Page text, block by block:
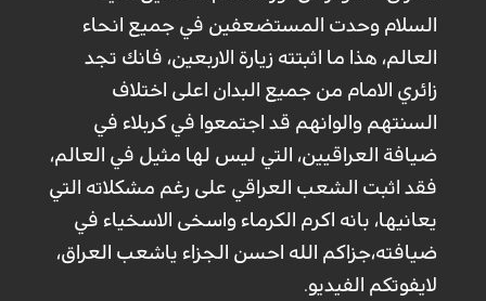
السلام وحدت المستضعفين في جميع انحاء
العالم، هذا ما اثبتته زيارة الاربعين، فانك تجد
زائري الامام من جميع البدان اعلى اختلاف
السنتهم والوانهم قد اجتمعوا في كربلاء في
ضيافة العراقيين، التي ليس لها مثيل في العالم،
فقد اثبت الشعب العراقي على رغم مشكلاته التي
يعانيها، بانه اكرم الكرماء واسخى الاسخياء في
ضيافته،جزاكم الله احسن الجزاء ياشعب العراق،
لايفوتكم الفيديو.